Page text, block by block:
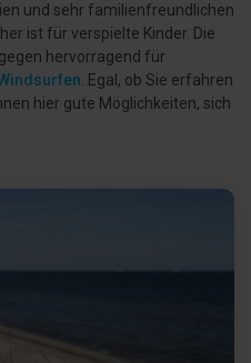
und sehr familienfreundlichen
ist für verspielte Kinder. Die
hervorragend für
. Egal, ob Sie erfahren
hier gute Möglichkeiten, sich